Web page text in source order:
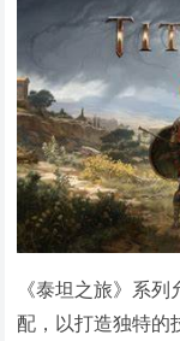
《泰坦之旅》系
配，以打造独特的